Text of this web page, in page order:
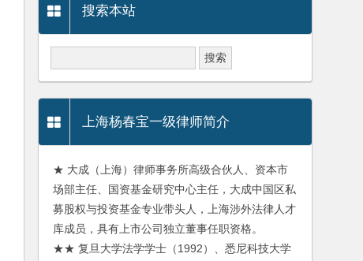
搜索本站
上海杨春宝一级律师简介
★ 大成（上海）律师事务所高级合伙人、资本市
场部主任、国资基金研究中心主任，大成中国区私
募股权与投资基金专业带头人，上海涉外法律人才
库成员，具有上市公司独立董事任职资格。
★★ 复旦大学法学学士（1992）、悉尼科技大学